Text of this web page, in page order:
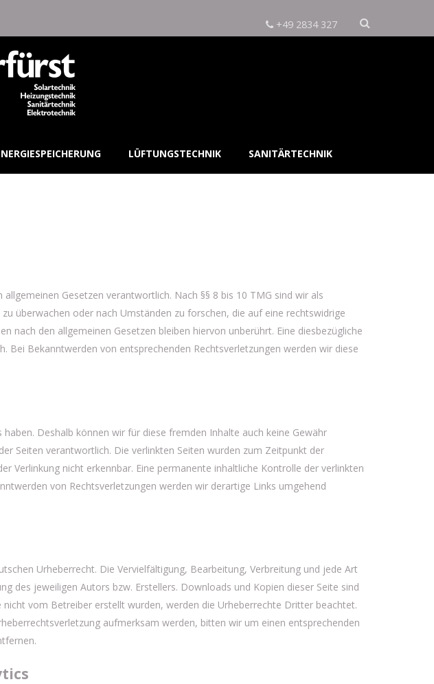
+49 2834 327
LÜFTUNGSTECHNIK SANITÄRTECHNIK
Gesetzen verantwortlich. Nach §§ 8 bis 10 TMG sind wir als
überwachen oder nach Umständen zu forschen, die auf eine rechtswidrige
nach den allgemeinen Gesetzen bleiben hiervon unberührt. Eine diesbezügliche
Bekanntwerden von entsprechenden Rechtsverletzungen werden wir diese
Deshalb können wir für diese fremden Inhalte auch keine Gewähr
Seiten verantwortlich. Die verlinkten Seiten wurden zum Zeitpunkt der
Verlinkung nicht erkennbar. Eine permanente inhaltliche Kontrolle der verlinkten
von Rechtsverletzungen werden wir derartige Links umgehend
Urheberrecht. Die Vervielfältigung, Bearbeitung, Verbreitung und jede Art
des jeweiligen Autors bzw. Erstellers. Downloads und Kopien dieser Seite sind
vom Betreiber erstellt wurden, werden die Urheberrechte Dritter beachtet.
aufmerksam werden, bitten wir um einen entsprechenden